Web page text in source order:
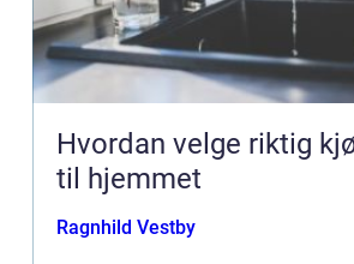
Hvordan velge riktig
til hjemmet
Ragnhild Vestby